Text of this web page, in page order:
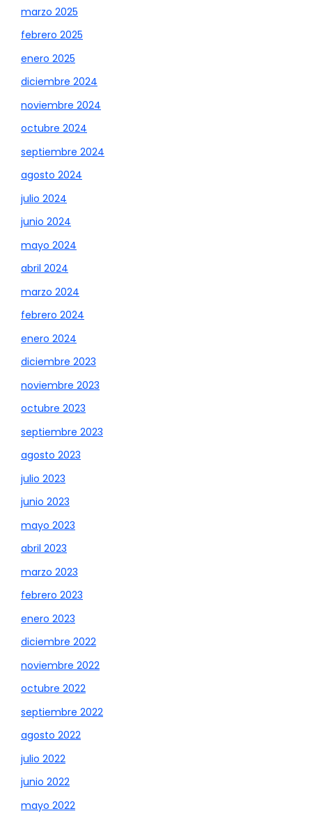
marzo 2025
febrero 2025
enero 2025
diciembre 2024
noviembre 2024
octubre 2024
septiembre 2024
agosto 2024
julio 2024
junio 2024
mayo 2024
abril 2024
marzo 2024
febrero 2024
enero 2024
diciembre 2023
noviembre 2023
octubre 2023
septiembre 2023
agosto 2023
julio 2023
junio 2023
mayo 2023
abril 2023
marzo 2023
febrero 2023
enero 2023
diciembre 2022
noviembre 2022
octubre 2022
septiembre 2022
agosto 2022
julio 2022
junio 2022
mayo 2022